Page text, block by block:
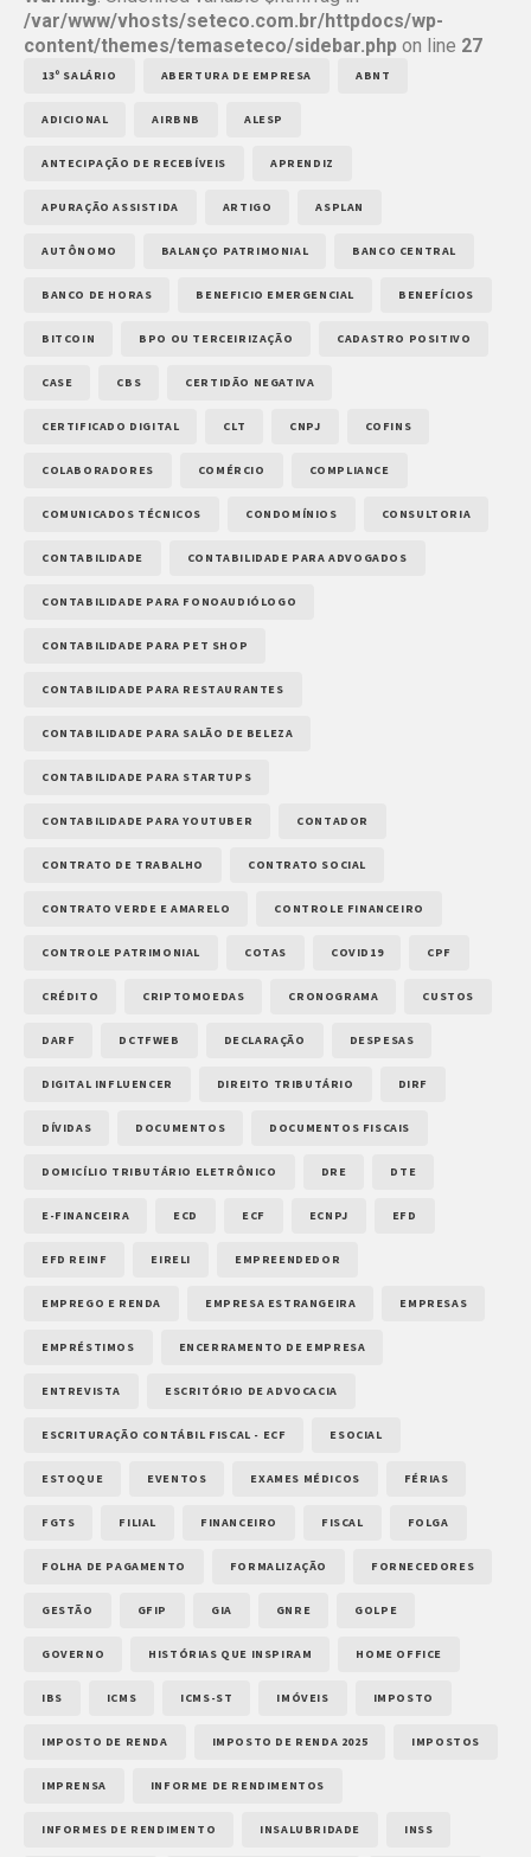
/var/www/vhosts/seteco.com.br/httpdocs/wp-
content/themes/temaseteco/sidebar.php on line 27
13º SALÁRIO ABERTURA DE EMPRESA ABNT
ADICIONAL AIRBNB ALESP
ANTECIPAÇÃO DE RECEBÍVEIS APRENDIZ
APURAÇÃO ASSISTIDA ARTIGO ASPLAN
AUTÔNOMO BALANÇO PATRIMONIAL BANCO CENTRAL
BANCO DE HORAS BENEFICIO EMERGENCIAL BENEFÍCIOS
BITCOIN BPO OU TERCEIRIZAÇÃO CADASTRO POSITIVO
CASE CBS CERTIDÃO NEGATIVA
CERTIFICADO DIGITAL CLT CNPJ COFINS
COLABORADORES COMÉRCIO COMPLIANCE
COMUNICADOS TÉCNICOS CONDOMÍNIOS CONSULTORIA
CONTABILIDADE CONTABILIDADE PARA ADVOGADOS
CONTABILIDADE PARA FONOAUDIÓLOGO
CONTABILIDADE PARA PET SHOP
CONTABILIDADE PARA RESTAURANTES
CONTABILIDADE PARA SALÃO DE BELEZA
CONTABILIDADE PARA STARTUPS
CONTABILIDADE PARA YOUTUBER CONTADOR
CONTRATO DE TRABALHO CONTRATO SOCIAL
CONTRATO VERDE E AMARELO CONTROLE FINANCEIRO
CONTROLE PATRIMONIAL COTAS COVID19 CPF
CRÉDITO CRIPTOMOEDAS CRONOGRAMA CUSTOS
DARF DCTFWEB DECLARAÇÃO DESPESAS
DIGITAL INFLUENCER DIREITO TRIBUTÁRIO DIRF
DÍVIDAS DOCUMENTOS DOCUMENTOS FISCAIS
DOMICÍLIO TRIBUTÁRIO ELETRÔNICO DRE DTE
E-FINANCEIRA ECD ECF ECNPJ EFD
EFD REINF EIRELI EMPREENDEDOR
EMPREGO E RENDA EMPRESA ESTRANGEIRA EMPRESAS
EMPRÉSTIMOS ENCERRAMENTO DE EMPRESA
ENTREVISTA ESCRITÓRIO DE ADVOCACIA
ESCRITURAÇÃO CONTÁBIL FISCAL - ECF ESOCIAL
ESTOQUE EVENTOS EXAMES MÉDICOS FÉRIAS
FGTS FILIAL FINANCEIRO FISCAL FOLGA
FOLHA DE PAGAMENTO FORMALIZAÇÃO FORNECEDORES
GESTÃO GFIP GIA GNRE GOLPE
GOVERNO HISTÓRIAS QUE INSPIRAM HOME OFFICE
IBS ICMS ICMS-ST IMÓVEIS IMPOSTO
IMPOSTO DE RENDA IMPOSTO DE RENDA 2025 IMPOSTOS
IMPRENSA INFORME DE RENDIMENTOS
INFORMES DE RENDIMENTO INSALUBRIDADE INSS